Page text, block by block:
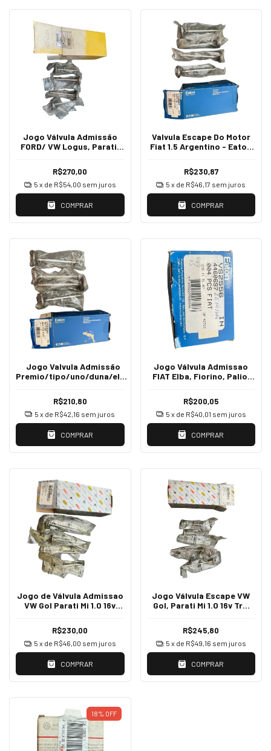
Jogo Válvula Admissão
FORD/ VW Logus, Parati,
VA0590067
R$270,00
5 x de R$54,00 sem juros
COMPRAR
Valvula Escape Do Motor
Fiat 1.5 Argentino - Eaton
R$230,87
5 x de R$46,17 sem juros
COMPRAR
Jogo Valvula Admissão
Premio/tipo/uno/duna/elba
R$210,80
5 x de R$42,16 sem juros
COMPRAR
Jogo Válvula Admissao
FIAT Elba, Fiorino, Palio,
R$200,05
5 x de R$40,01 sem juros
COMPRAR
Jogo de Válvula Admissao
VW Gol Parati Mi 1.0 16v
R$230,00
5 x de R$46,00 sem juros
COMPRAR
Jogo Válvula Escape VW
Gol, Parati Mi 1.0 16v Trw
R$245,80
5 x de R$49,16 sem juros
COMPRAR
18% OFF